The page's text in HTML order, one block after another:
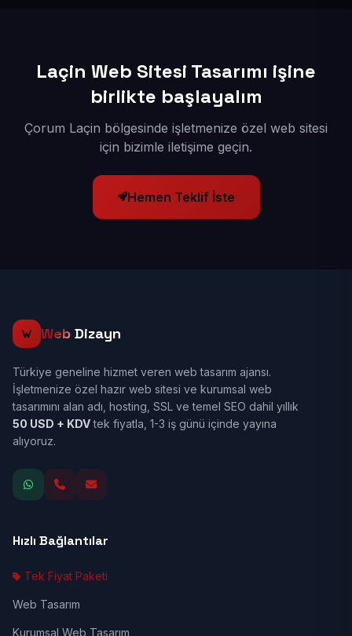
Laçin Web Sitesi Tasarımı işine
birlikte başlayalım
Çorum Laçin bölgesinde işletmenize özel web sitesi
için bizimle iletişime geçin.
Hemen Teklif İste
Web Dizayn
Türkiye geneline hizmet veren web tasarım ajansı.
İşletmenize özel hazır web sitesi ve kurumsal web
tasarımını alan adı, hosting, SSL ve temel SEO dahil yıllık
50 USD + KDVtek fiyatla, 1-3 iş günü içinde yayına
alıyoruz.
Hızlı Bağlantılar
Tek Fiyat Paketi
Web Tasarım
Kurumsal Web Tasarım